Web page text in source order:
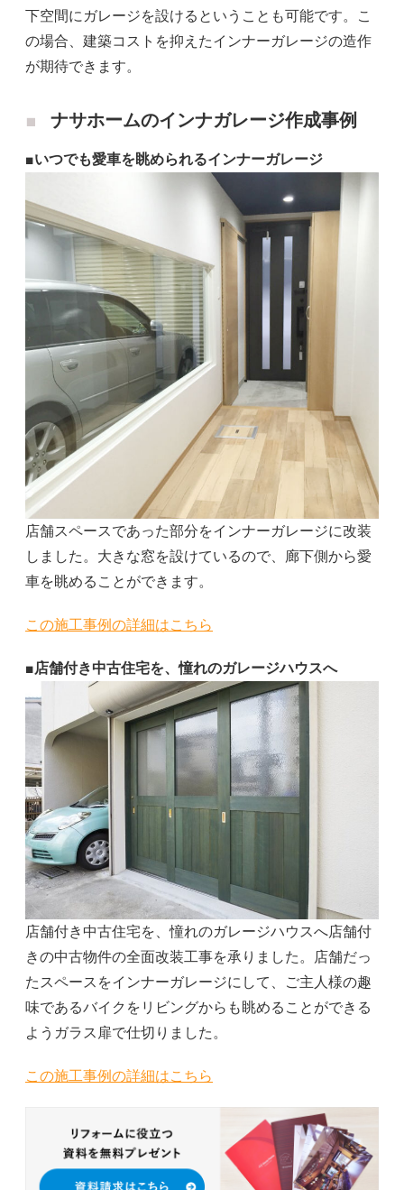
下空間にガレージを設けるということも可能です。こ
の場合、建築コストを抑えたインナーガレージの造作
が期待できます。
ナサホームのインナガレージ作成事例
■いつでも愛車を眺められるインナーガレージ
店舗スペースであった部分をインナーガレージに改装
しました。大きな窓を設けているので、廊下側から愛
車を眺めることができます。
この施工事例の詳細はこちら
■店舗付き中古住宅を、憧れのガレージハウスへ
店舗付き中古住宅を、憧れのガレージハウスへ店舗付
きの中古物件の全面改装工事を承りました。店舗だっ
たスペースをインナーガレージにして、ご主人様の趣
味であるバイクをリビングからも眺めることができる
ようガラス扉で仕切りました。
この施工事例の詳細はこちら